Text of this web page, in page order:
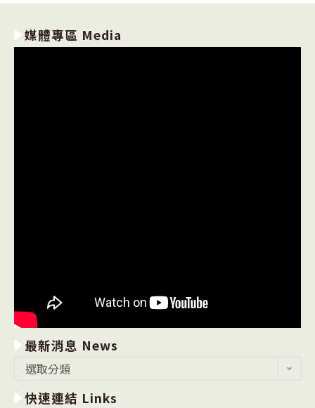
媒體專區 Media
最新消息 News
消
選取分類
快速連結 Links